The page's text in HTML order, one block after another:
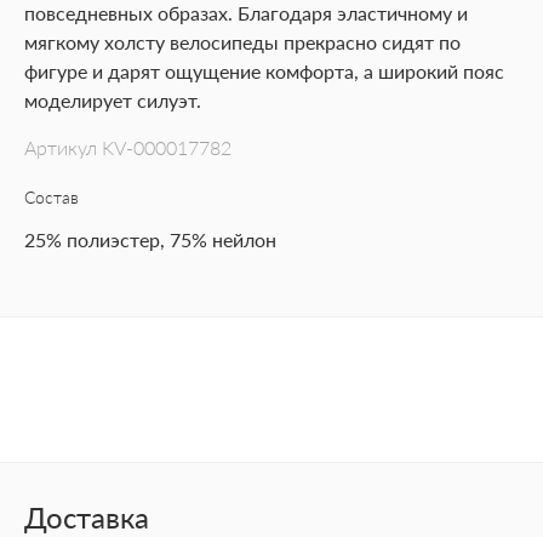
повседневных образах. Благодаря эластичному и
мягкому холсту велосипеды прекрасно сидят по
фигуре и дарят ощущение комфорта, а широкий пояс
моделирует силуэт.
Артикул KV-000017782
Состав
25% полиэстер, 75% нейлон
Доставка